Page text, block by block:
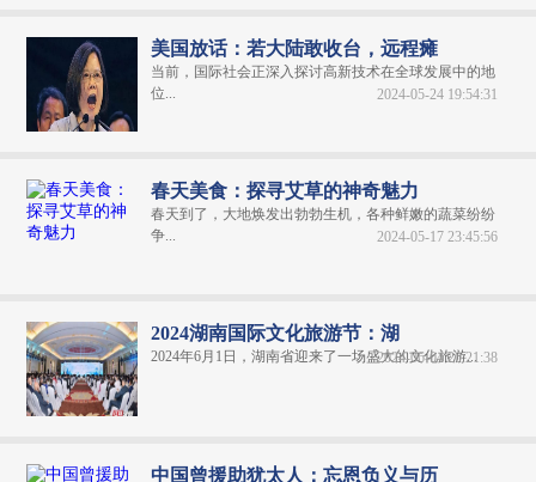
美国放话：若大陆敢收台，远程瘫
当前，国际社会正深入探讨高新技术在全球发展中的地
位...
2024-05-24 19:54:31
春天美食：探寻艾草的神奇魅力
春天到了，大地焕发出勃勃生机，各种鲜嫩的蔬菜纷纷
争...
2024-05-17 23:45:56
2024湖南国际文化旅游节：湖
2024年6月1日，湖南省迎来了一场盛大的文化旅游...
2024-06-04 20:21:38
中国曾援助犹太人：忘恩负义与历